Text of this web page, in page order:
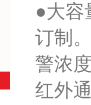
●大容
订制
警浓
红外